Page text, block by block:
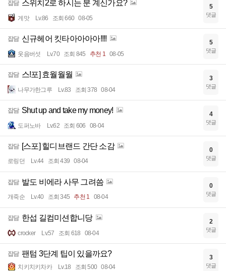
잡담 스위치2로 하시는 분 계신가요?
게맛 Lv.86 조회 660 08-05
5
댓글
잡담 신규헤어 킷타아아아아!!!!
웃음버섯 Lv.70 조회 845 추천 1 08-05
5
댓글
잡담 스!포] 효월월월
나무가한그루 Lv.83 조회 378 08-04
3
댓글
잡담 Shut up and take my money!
도퍼노바 Lv.62 조회 606 08-04
4
댓글
잡담 [스포] 힐디브랜드 간단 소감
로링던 Lv.44 조회 439 08-04
0
댓글
잡담 발도 비에라 사무 그려씀
개죽순 Lv.40 조회 345 추천 1 08-04
0
댓글
잡담 한섭 길컴미션합니당
crocker Lv.57 조회 618 08-04
2
댓글
잡담 팬텀 3단계 팁이 있을까요?
치키치키차카 Lv.18 조회 500 08-04
3
댓글